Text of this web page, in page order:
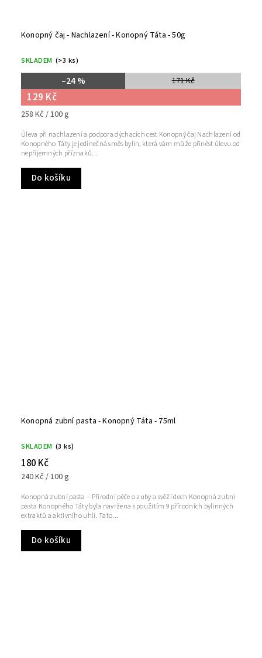
Konopný čaj - Nachlazení - Konopný Táta - 50g
SKLADEM (>3 ks)
171 Kč
–24 %
129 Kč
258 Kč / 100 g
Do košíku
Úleva při nachlazení a podpora dýchacích cest Konopný čaj Nachlazení od
Konopného Táty je jedinečná směs bylin, která vám může přinést úlevu od
nepříjemných příznaků...
Konopná zubní pasta - Konopný Táta - 75ml
SKLADEM (3 ks)
180 Kč
240 Kč / 100 g
Do košíku
Konopná zubní pasta – Přírodní péče o zuby a svěží dech Konopná zubní
pasta Konopného Táty byla navržena s použitím 9 přírodních bylinných
extraktů a aktivního uhlí. Tato...